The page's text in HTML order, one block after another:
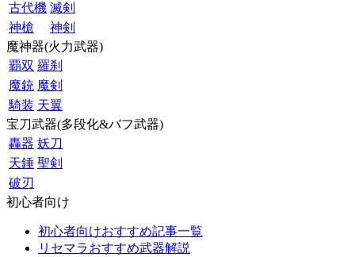
古代機 滅剣
神槍
神剣
魔神器(火力武器)
覇双 羅刹
魔銃 魔剣
騎装 天翼
宝刀武器(多段化&バフ武器)
轟器 妖刀
天錘 聖剣
破刃
初心者向け
初心者向けおすすめ記事一覧
リセマラおすすめ武器解説